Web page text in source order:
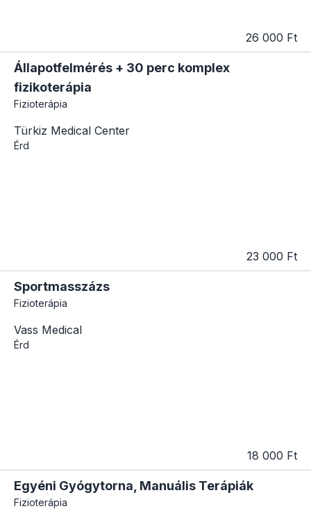
26 000 Ft
Állapotfelmérés + 30 perc komplex
fizikoterápia
Fizioterápia
Türkiz Medical Center
Érd
23 000 Ft
Sportmasszázs
Fizioterápia
Vass Medical
Érd
18 000 Ft
Egyéni Gyógytorna, Manuális Terápiák
Fizioterápia